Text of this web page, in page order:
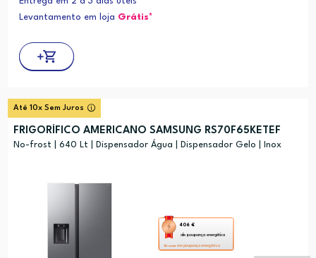
Levantamento em loja Grátis*
Até 10x Sem Juros
FRIGORÍFICO AMERICANO SAMSUNG RS70F65KETEF
No-frost | 640 Lt | Dispensador Água | Dispensador Gelo | Inox
406 €
de poupança energética
Bronze em poupança energética
Esta
ação